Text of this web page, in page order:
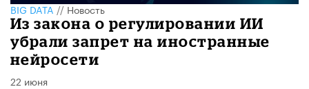
BIG DATA//Новость
Из закона о регулировании ИИ
убрали запрет на иностранные
нейросети
22 июня